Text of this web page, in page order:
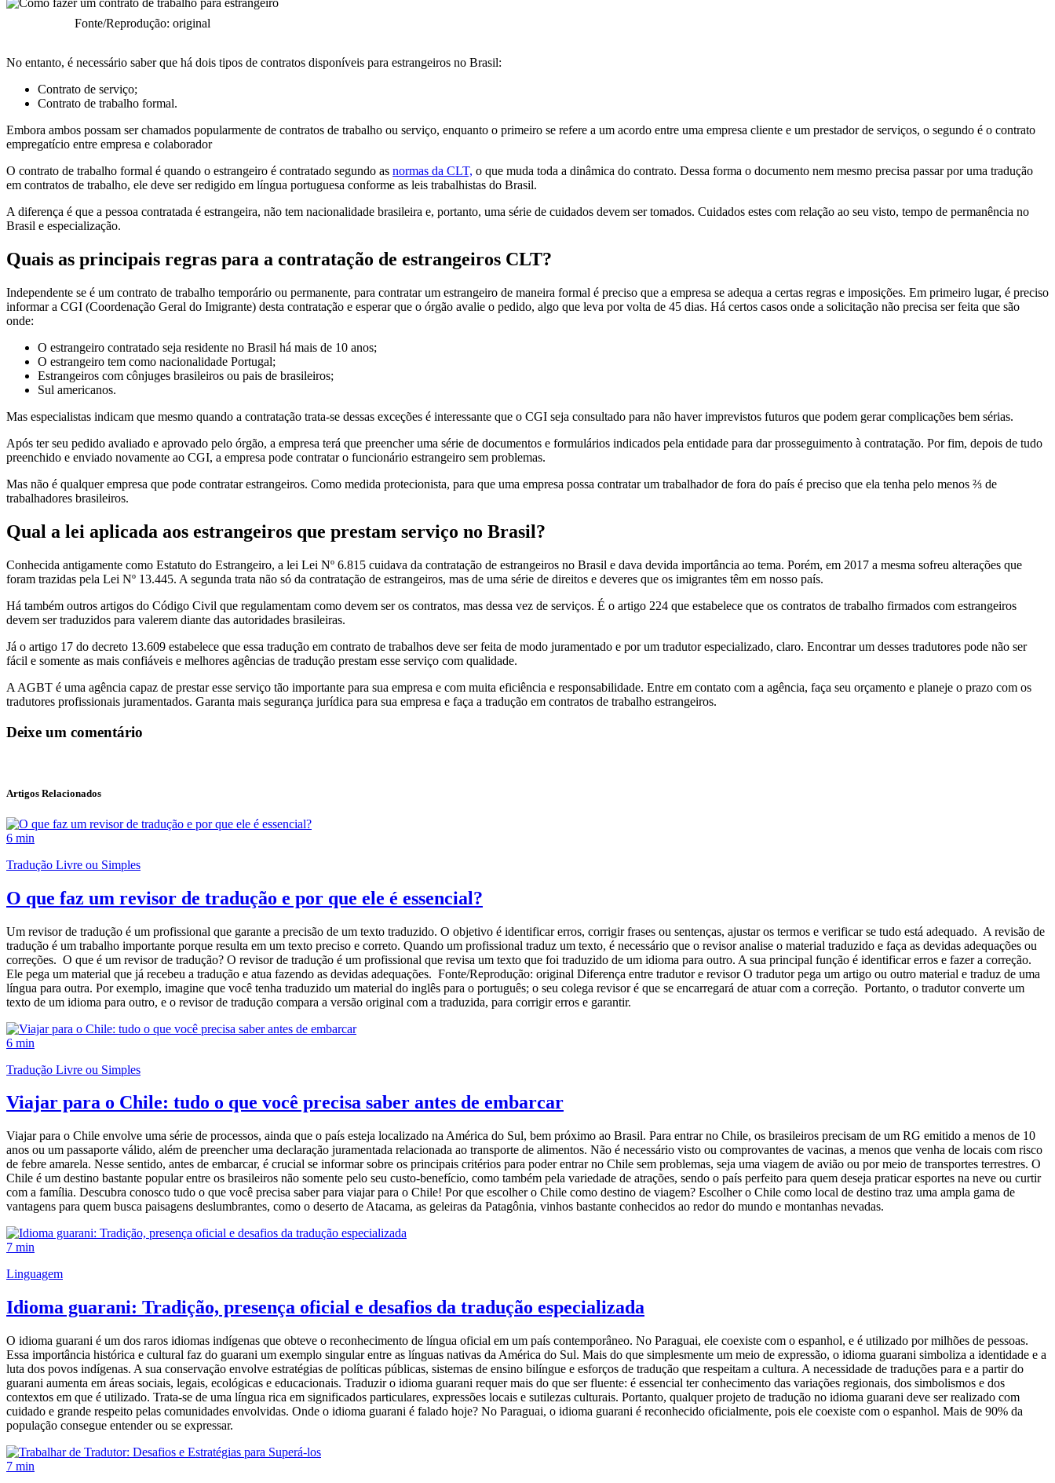
Fonte/Reprodução: original
No entanto, é necessário saber que há dois tipos de contratos disponíveis para estrangeiros no Brasil:
Contrato de serviço;
Contrato de trabalho formal.
Embora ambos possam ser chamados popularmente de contratos de trabalho ou serviço, enquanto o primeiro se refere a um acordo entre uma empresa cliente e um prestador de serviços, o segundo é o contrato
empregatício entre empresa e colaborador
O contrato de trabalho formal é quando o estrangeiro é contratado segundo as normas da CLT, o que muda toda a dinâmica do contrato. Dessa forma o documento nem mesmo precisa passar por uma tradução
em contratos de trabalho, ele deve ser redigido em língua portuguesa conforme as leis trabalhistas do Brasil.
A diferença é que a pessoa contratada é estrangeira, não tem nacionalidade brasileira e, portanto, uma série de cuidados devem ser tomados. Cuidados estes com relação ao seu visto, tempo de permanência no
Brasil e especialização.
Quais as principais regras para a contratação de estrangeiros CLT?
Independente se é um contrato de trabalho temporário ou permanente, para contratar um estrangeiro de maneira formal é preciso que a empresa se adequa a certas regras e imposições. Em primeiro lugar, é preciso
informar a CGI (Coordenação Geral do Imigrante) desta contratação e esperar que o órgão avalie o pedido, algo que leva por volta de 45 dias. Há certos casos onde a solicitação não precisa ser feita que são
onde:
O estrangeiro contratado seja residente no Brasil há mais de 10 anos;
O estrangeiro tem como nacionalidade Portugal;
Estrangeiros com cônjuges brasileiros ou pais de brasileiros;
Sul americanos.
Mas especialistas indicam que mesmo quando a contratação trata-se dessas exceções é interessante que o CGI seja consultado para não haver imprevistos futuros que podem gerar complicações bem sérias.
Após ter seu pedido avaliado e aprovado pelo órgão, a empresa terá que preencher uma série de documentos e formulários indicados pela entidade para dar prosseguimento à contratação. Por fim, depois de tudo
preenchido e enviado novamente ao CGI, a empresa pode contratar o funcionário estrangeiro sem problemas.
Mas não é qualquer empresa que pode contratar estrangeiros. Como medida protecionista, para que uma empresa possa contratar um trabalhador de fora do país é preciso que ela tenha pelo menos ⅔ de
trabalhadores brasileiros.
Qual a lei aplicada aos estrangeiros que prestam serviço no Brasil?
Conhecida antigamente como Estatuto do Estrangeiro, a lei Lei Nº 6.815 cuidava da contratação de estrangeiros no Brasil e dava devida importância ao tema. Porém, em 2017 a mesma sofreu alterações que
foram trazidas pela Lei Nº 13.445. A segunda trata não só da contratação de estrangeiros, mas de uma série de direitos e deveres que os imigrantes têm em nosso país.
Há também outros artigos do Código Civil que regulamentam como devem ser os contratos, mas dessa vez de serviços. É o artigo 224 que estabelece que os contratos de trabalho firmados com estrangeiros
devem ser traduzidos para valerem diante das autoridades brasileiras.
Já o artigo 17 do decreto 13.609 estabelece que essa tradução em contrato de trabalhos deve ser feita de modo juramentado e por um tradutor especializado, claro. Encontrar um desses tradutores pode não ser
fácil e somente as mais confiáveis e melhores agências de tradução prestam esse serviço com qualidade.
A AGBT é uma agência capaz de prestar esse serviço tão importante para sua empresa e com muita eficiência e responsabilidade. Entre em contato com a agência, faça seu orçamento e planeje o prazo com os
tradutores profissionais juramentados. Garanta mais segurança jurídica para sua empresa e faça a tradução em contratos de trabalho estrangeiros.
Deixe um comentário
Artigos Relacionados
6 min
Tradução Livre ou Simples
O que faz um revisor de tradução e por que ele é essencial?
Um revisor de tradução é um profissional que garante a precisão de um texto traduzido. O objetivo é identificar erros, corrigir frases ou sentenças, ajustar os termos e verificar se tudo está adequado. A revisão de
tradução é um trabalho importante porque resulta em um texto preciso e correto. Quando um profissional traduz um texto, é necessário que o revisor analise o material traduzido e faça as devidas adequações ou
correções. O que é um revisor de tradução? O revisor de tradução é um profissional que revisa um texto que foi traduzido de um idioma para outro. A sua principal função é identificar erros e fazer a correção.
Ele pega um material que já recebeu a tradução e atua fazendo as devidas adequações. Fonte/Reprodução: original Diferença entre tradutor e revisor O tradutor pega um artigo ou outro material e traduz de uma
língua para outra. Por exemplo, imagine que você tenha traduzido um material do inglês para o português; o seu colega revisor é que se encarregará de atuar com a correção. Portanto, o tradutor converte um
texto de um idioma para outro, e o revisor de tradução compara a versão original com a traduzida, para corrigir erros e garantir.
6 min
Tradução Livre ou Simples
Viajar para o Chile: tudo o que você precisa saber antes de embarcar
Viajar para o Chile envolve uma série de processos, ainda que o país esteja localizado na América do Sul, bem próximo ao Brasil. Para entrar no Chile, os brasileiros precisam de um RG emitido a menos de 10
anos ou um passaporte válido, além de preencher uma declaração juramentada relacionada ao transporte de alimentos. Não é necessário visto ou comprovantes de vacinas, a menos que venha de locais com risco
de febre amarela. Nesse sentido, antes de embarcar, é crucial se informar sobre os principais critérios para poder entrar no Chile sem problemas, seja uma viagem de avião ou por meio de transportes terrestres. O
Chile é um destino bastante popular entre os brasileiros não somente pelo seu custo-benefício, como também pela variedade de atrações, sendo o país perfeito para quem deseja praticar esportes na neve ou curtir
com a família. Descubra conosco tudo o que você precisa saber para viajar para o Chile! Por que escolher o Chile como destino de viagem? Escolher o Chile como local de destino traz uma ampla gama de
vantagens para quem busca paisagens deslumbrantes, como o deserto de Atacama, as geleiras da Patagônia, vinhos bastante conhecidos ao redor do mundo e montanhas nevadas.
7 min
Linguagem
Idioma guarani: Tradição, presença oficial e desafios da tradução especializada
O idioma guarani é um dos raros idiomas indígenas que obteve o reconhecimento de língua oficial em um país contemporâneo. No Paraguai, ele coexiste com o espanhol, e é utilizado por milhões de pessoas.
Essa importância histórica e cultural faz do guarani um exemplo singular entre as línguas nativas da América do Sul. Mais do que simplesmente um meio de expressão, o idioma guarani simboliza a identidade e a
luta dos povos indígenas. A sua conservação envolve estratégias de políticas públicas, sistemas de ensino bilíngue e esforços de tradução que respeitam a cultura. A necessidade de traduções para e a partir do
guarani aumenta em áreas sociais, legais, ecológicas e educacionais. Traduzir o idioma guarani requer mais do que ser fluente: é essencial ter conhecimento das variações regionais, dos simbolismos e dos
contextos em que é utilizado. Trata-se de uma língua rica em significados particulares, expressões locais e sutilezas culturais. Portanto, qualquer projeto de tradução no idioma guarani deve ser realizado com
cuidado e grande respeito pelas comunidades envolvidas. Onde o idioma guarani é falado hoje? No Paraguai, o idioma guarani é reconhecido oficialmente, pois ele coexiste com o espanhol. Mais de 90% da
população consegue entender ou se expressar.
7 min